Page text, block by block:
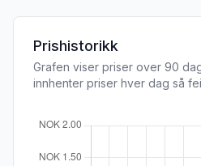
Prishistorikk
Grafen viser priser over 90
innhenter priser hver dag så